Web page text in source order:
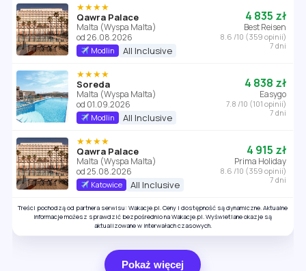
★★★★
Qawra Palace
Malta (Wyspa Malta)
od 26.08.2026
Modlin All Inclusive
4 835 zł
Best Reisen
8.6 /10 (359 opinii)
7 dni
★★★★
Soreda
Malta (Wyspa Malta)
od 01.09.2026
Modlin All Inclusive
4 838 zł
Easygo
7.8 /10 (101 opinii)
7 dni
★★★★
Qawra Palace
Malta (Wyspa Malta)
od 25.08.2026
Katowice All Inclusive
4 915 zł
Prima Holiday
8.6 /10 (359 opinii)
7 dni
Treści pochodzą od partnera serwisu: Wakacje.pl. Ceny i dostępność są dynamiczne. Aktualne
informacje możesz sprawdzić bezpośrednio na Wakacje.pl. Wyświetlane okazje są
aktualizowane w interwałach czasowych.
Pokaż więcej